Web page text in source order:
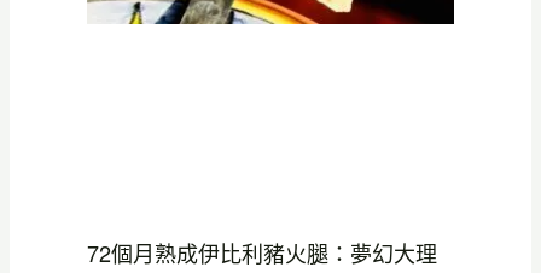
72個月熟成伊比利豬火腿：夢幻大理